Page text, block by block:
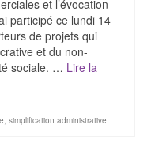
et l’évocation
participé ce lundi 14
de projets qui
et du non-
sociale. … Lire la
, simplification administrative